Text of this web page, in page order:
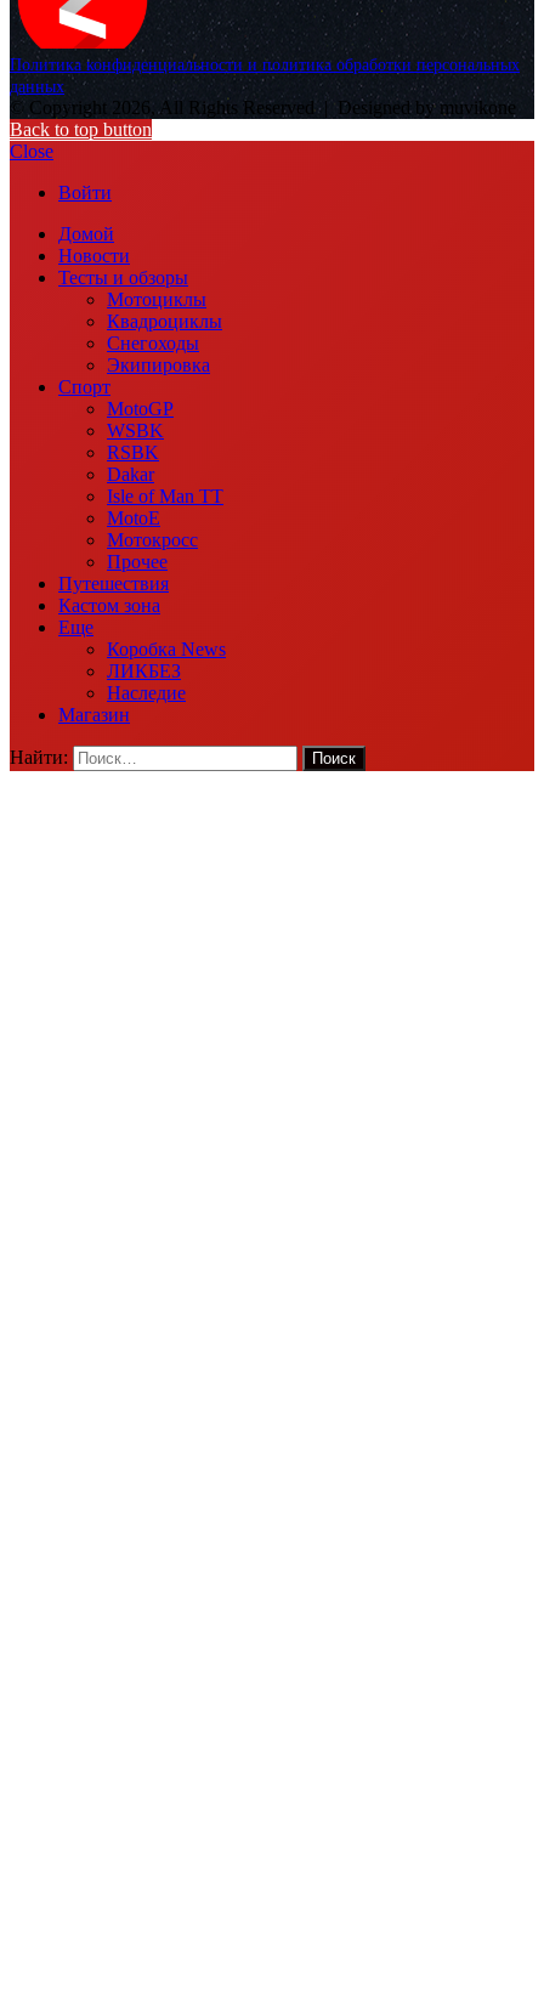
Политика конфиденциальности и политика обработки персональных
данных
© Copyright 2026, All Rights Reserved |
Designed by muvikone
Back to top button
Close
Войти
Домой
Новости
Тесты и обзоры
Мотоциклы
Квадроциклы
Снегоходы
Экипировка
Спорт
MotoGP
WSBK
RSBK
Dakar
Isle of Man TT
MotoE
Мотокросс
Прочее
Путешествия
Кастом зона
Еще
Коробка News
ЛИКБЕЗ
Наследие
Магазин
Найти: